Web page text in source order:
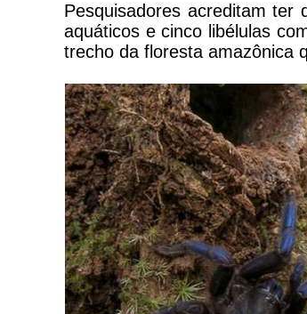
Pesquisadores acreditam ter
aquáticos e cinco libélulas
trecho da floresta amazônica